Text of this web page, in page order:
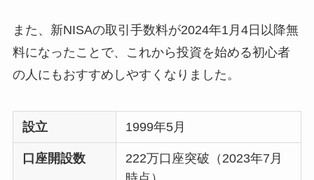
また、新NISAの取引手数料が2024年1月4日以降無
料になったことで、これから投資を始める初心者
の人にもおすすめしやすくなりました。
設立 1999年5月
口座開設数
222万口座突破（2023年7月